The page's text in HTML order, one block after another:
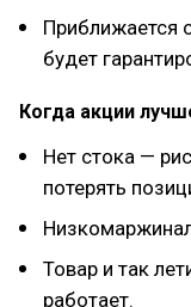
Приближается
будет
Когда акции
Нет стока —
потерять
Товар и так
работает.